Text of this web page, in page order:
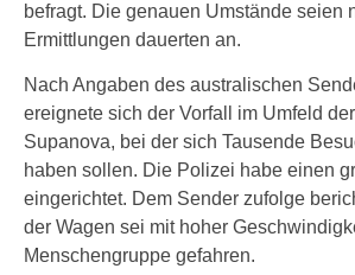
befragt. Die genauen Umstände seien
Ermittlungen dauerten an.
Nach Angaben des australischen
ereignete sich der Vorfall im Umfeld
Supanova, bei der sich Tausende
haben sollen. Die Polizei habe einen
eingerichtet. Dem Sender zufolge
der Wagen sei mit hoher
Menschengruppe gefahren.